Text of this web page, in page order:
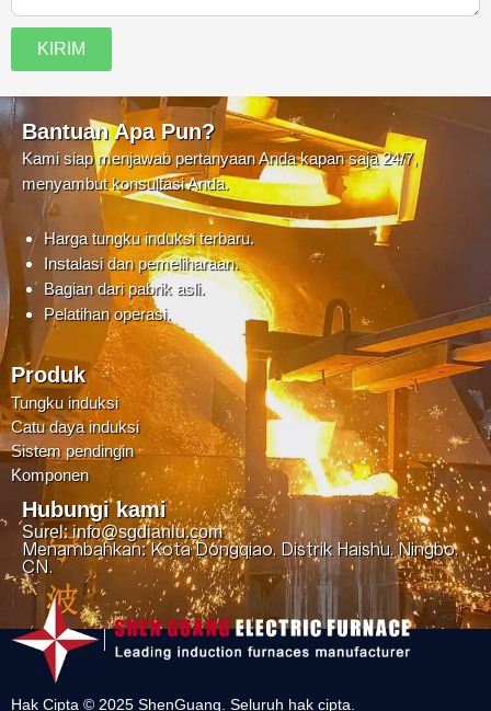
KIRIM
Bantuan Apa Pun?
Kami siap menjawab pertanyaan Anda kapan saja 24/7,
menyambut konsultasi Anda.
Harga tungku induksi terbaru.
Instalasi dan pemeliharaan.
Bagian dari pabrik asli.
Pelatihan operasi.
Produk
Tungku induksi
Catu daya induksi
Sistem pendingin
Komponen
Hubungi kami
Surel: info@sgdianlu.com
Menambahkan: Kota Dongqiao, Distrik Haishu, Ningbo,
CN.
Hak Cipta © 2025 ShenGuang. Seluruh hak cipta.